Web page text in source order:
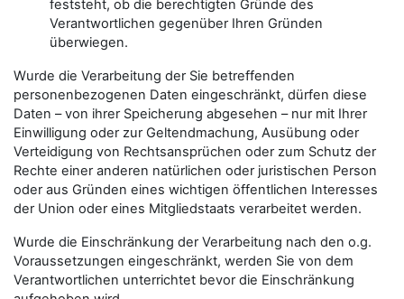
feststeht, ob die berechtigten Gründe des
Verantwortlichen gegenüber Ihren Gründen
überwiegen.
Wurde die Verarbeitung der Sie betreffenden
personenbezogenen Daten eingeschränkt, dürfen diese
Daten – von ihrer Speicherung abgesehen – nur mit Ihrer
Einwilligung oder zur Geltendmachung, Ausübung oder
Verteidigung von Rechtsansprüchen oder zum Schutz der
Rechte einer anderen natürlichen oder juristischen Person
oder aus Gründen eines wichtigen öffentlichen Interesses
der Union oder eines Mitgliedstaats verarbeitet werden.
Wurde die Einschränkung der Verarbeitung nach den o.g.
Voraussetzungen eingeschränkt, werden Sie von dem
Verantwortlichen unterrichtet bevor die Einschränkung